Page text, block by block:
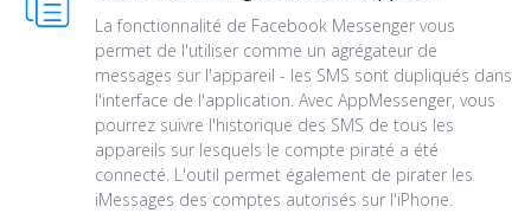
La fonctionnalité de Facebook Messenger vous
permet de l'utiliser comme un agrégateur de
messages sur l'appareil - les SMS sont dupliqués dans
l'interface de l'application. Avec AppMessenger, vous
pourrez suivre l'historique des SMS de tous les
appareils sur lesquels le compte piraté a été
connecté. L'outil permet également de pirater les
iMessages des comptes autorisés sur l'iPhone.